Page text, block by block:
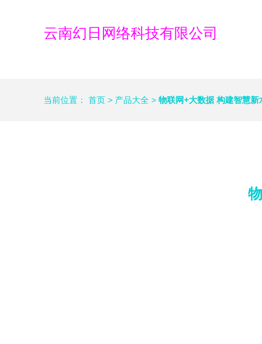
云南幻日网络科技有限公司
当前位置： 首页 > 产品大全 > 物联网+大数据 构建智慧